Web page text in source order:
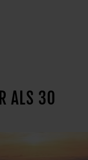
ALS 30